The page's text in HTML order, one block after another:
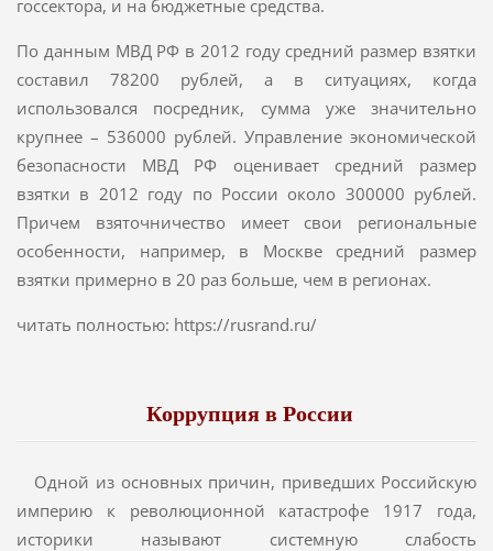
госсектора, и на бюджетные средства.
По данным МВД РФ в 2012 году средний размер взятки
составил 78200 рублей, а в ситуациях, когда
использовался посредник, сумма уже значительно
крупнее – 536000 рублей. Управление экономической
безопасности МВД РФ оценивает средний размер
взятки в 2012 году по России около 300000 рублей.
Причем взяточничество имеет свои региональные
особенности, например, в Москве средний размер
взятки примерно в 20 раз больше, чем в регионах.
читать полностью: https://rusrand.ru/
Коррупция в России
Одной из основных причин, приведших Российскую
империю к революционной катастрофе 1917 года,
историки называют системную слабость